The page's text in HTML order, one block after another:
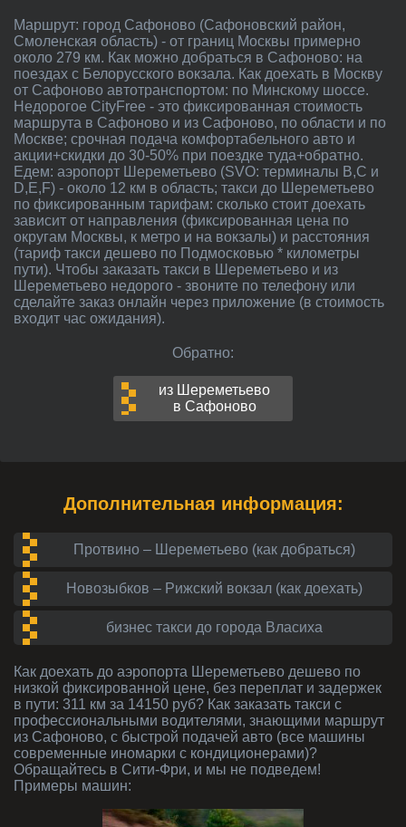
Маршрут: город Сафоново (Сафоновский район,
Смоленская область) - от границ Москвы примерно
около 279 км. Как можно добраться в Сафоново: на
поездах с Белорусского вокзала. Как доехать в Москву
от Сафоново автотранспортом: по Минскому шоссе.
Недорогое CityFree - это фиксированная стоимость
маршрута в Сафоново и из Сафоново, по области и по
Москве; срочная подача комфортабельного авто и
акции+скидки до 30-50% при поездке туда+обратно.
Едем: аэропорт Шереметьево (SVO: терминалы B,C и
D,E,F) - около 12 км в область; такси до Шереметьево
по фиксированным тарифам: сколько стоит доехать
зависит от направления (фиксированная цена по
округам Москвы, к метро и на вокзалы) и расстояния
(тариф такси дешево по Подмосковью * километры
пути). Чтобы заказать такси в Шереметьево и из
Шереметьево недорого - звоните по телефону или
сделайте заказ онлайн через приложение (в стоимость
входит час ожидания).
Обратно:
из Шереметьево
в Сафоново
Дополнительная информация:
Протвино – Шереметьево (как добраться)
Новозыбков – Рижский вокзал (как доехать)
бизнес такси до города Власиха
Как доехать до аэропорта Шереметьево дешево по
низкой фиксированной цене, без переплат и задержек
в пути: 311 км за 14150 руб? Как заказать такси с
профессиональными водителями, знающими маршрут
из Сафоново, с быстрой подачей авто (все машины
современные иномарки с кондиционерами)?
Обращайтесь в Сити-Фри, и мы не подведем!
Примеры машин: